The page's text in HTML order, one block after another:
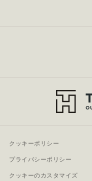
クッキーポリシー
プライバシーポリシー
クッキーのカスタマイズ